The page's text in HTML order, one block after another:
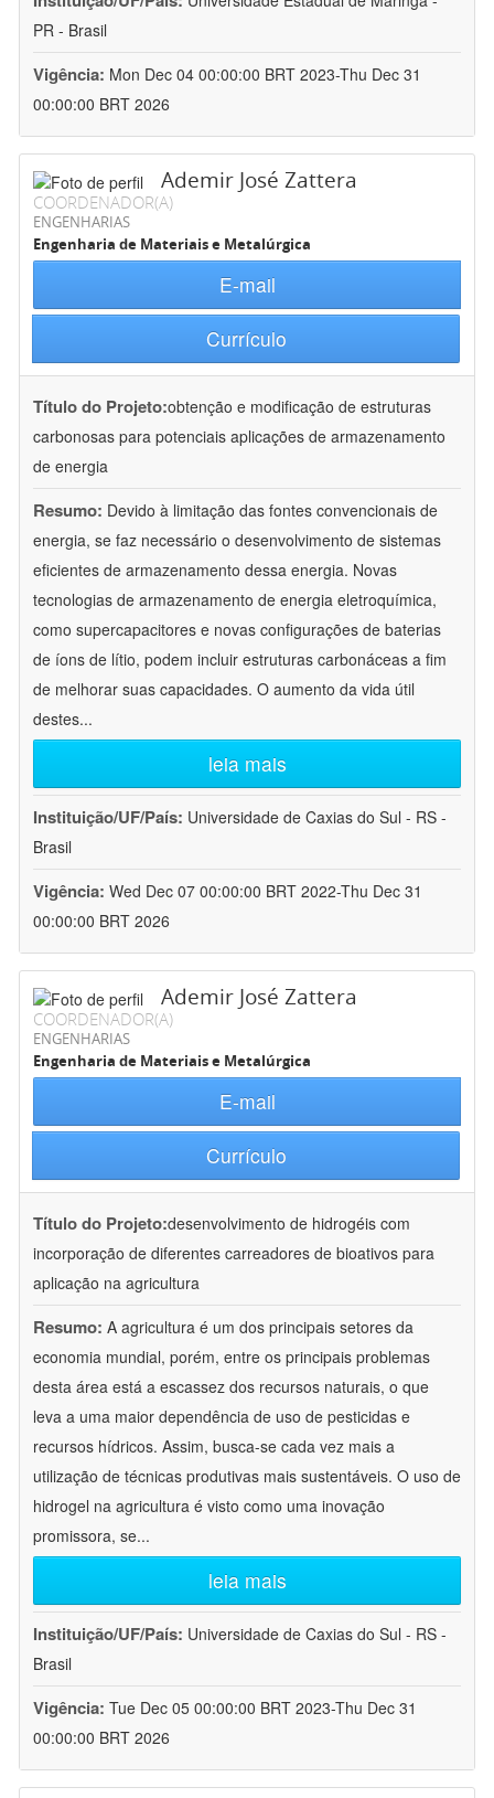
PR - Brasil
Vigência: Mon Dec 04 00:00:00 BRT 2023-Thu Dec 31
00:00:00 BRT 2026
Ademir José Zattera
COORDENADOR(A)
ENGENHARIAS
Engenharia de Materiais e Metalúrgica
E-mail
Currículo
Título do Projeto:obtenção e modificação de estruturas
carbonosas para potenciais aplicações de armazenamento
de energia
Resumo: Devido à limitação das fontes convencionais de
energia, se faz necessário o desenvolvimento de sistemas
eficientes de armazenamento dessa energia. Novas
tecnologias de armazenamento de energia eletroquímica,
como supercapacitores e novas configurações de baterias
de íons de lítio, podem incluir estruturas carbonáceas a fim
de melhorar suas capacidades. O aumento da vida útil
destes...
leia mais
Instituição/UF/País: Universidade de Caxias do Sul - RS -
Brasil
Vigência: Wed Dec 07 00:00:00 BRT 2022-Thu Dec 31
00:00:00 BRT 2026
Ademir José Zattera
COORDENADOR(A)
ENGENHARIAS
Engenharia de Materiais e Metalúrgica
E-mail
Currículo
Título do Projeto:desenvolvimento de hidrogéis com
incorporação de diferentes carreadores de bioativos para
aplicação na agricultura
Resumo: A agricultura é um dos principais setores da
economia mundial, porém, entre os principais problemas
desta área está a escassez dos recursos naturais, o que
leva a uma maior dependência de uso de pesticidas e
recursos hídricos. Assim, busca-se cada vez mais a
utilização de técnicas produtivas mais sustentáveis. O uso de
hidrogel na agricultura é visto como uma inovação
promissora, se...
leia mais
Instituição/UF/País: Universidade de Caxias do Sul - RS -
Brasil
Vigência: Tue Dec 05 00:00:00 BRT 2023-Thu Dec 31
00:00:00 BRT 2026